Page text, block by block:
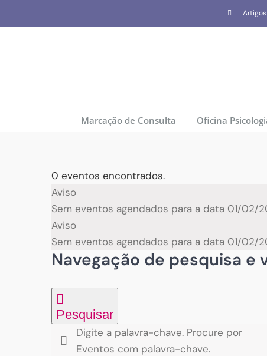
to
Artigos
Marcação de Consulta Oficina
0 eventos encontrados.
Eventos
for
01/02/2025
Aviso
Sem eventos agendados para a data 01/02/
Aviso
Sem eventos agendados para a data 01/02/
Navegação de pesquisa e
Pesquisar
Digite a palavra-chave. Procure por
Eventos com palavra-chave.